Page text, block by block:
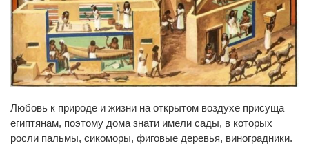
Любовь к природе и жизни на открытом воздухе присуща
египтянам, поэтому дома знати имели сады, в которых
росли пальмы, сикоморы, фиговые деревья, виноградники.